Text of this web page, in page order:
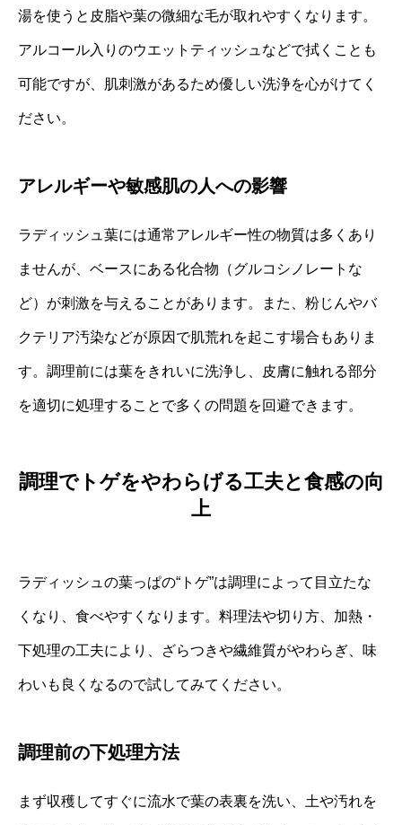
湯を使うと皮脂や葉の微細な毛が取れやすくなります。
アルコール入りのウエットティッシュなどで拭くことも
可能ですが、肌刺激があるため優しい洗浄を心がけてく
ださい。
アレルギーや敏感肌の人への影響
ラディッシュ葉には通常アレルギー性の物質は多くあり
ませんが、ベースにある化合物（グルコシノレートな
ど）が刺激を与えることがあります。また、粉じんやバ
クテリア汚染などが原因で肌荒れを起こす場合もありま
す。調理前には葉をきれいに洗浄し、皮膚に触れる部分
を適切に処理することで多くの問題を回避できます。
調理でトゲをやわらげる工夫と食感の向
上
ラディッシュの葉っぱの“トゲ”は調理によって目立たな
くなり、食べやすくなります。料理法や切り方、加熱・
下処理の工夫により、ざらつきや繊維質がやわらぎ、味
わいも良くなるので試してみてください。
調理前の下処理方法
まず収穫してすぐに流水で葉の表裏を洗い、土や汚れを